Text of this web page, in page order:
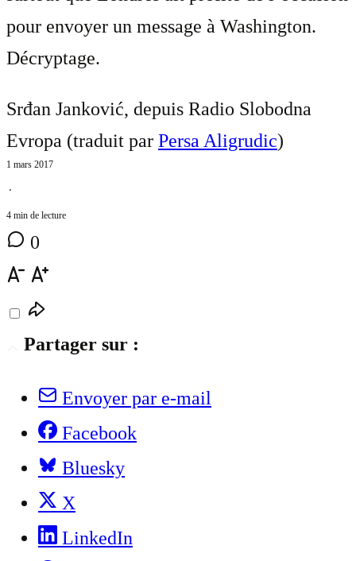
pour envoyer un message à Washington.
Décryptage.
Srđan Janković, depuis Radio Slobodna
Evropa (traduit par Persa Aligrudic)
1 mars 2017
⋅
4 min de lecture
0
Partager sur :
Envoyer par e-mail
Facebook
Bluesky
X
LinkedIn